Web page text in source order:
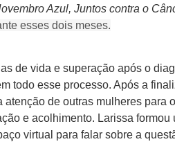
Azul, Juntos contra o
esses dois meses.
de vida e superação após o
todo esse processo. Após a
de outras mulheres para
e acolhimento. Larissa formou
virtual para falar sobre a